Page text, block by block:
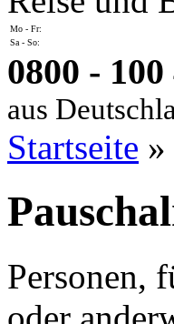
Mo - Fr:
Sa - So:
0800 - 100
aus
Startseite »
Personen,